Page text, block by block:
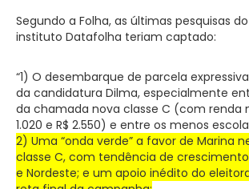
Segundo a Folha, as últimas pesquisas do
instituto Datafolha teriam captado:
“1) O desembarque de parcela
da candidatura Dilma, especialmente
da chamada nova classe C (com renda
1.020 e R$ 2.550) e entre os menos
2) Uma “onda verde” a favor de Marina
classe C, com tendência de crescimento
e Nordeste; e um apoio inédito do